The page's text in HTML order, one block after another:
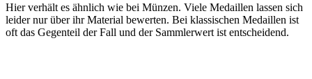
Hier verhält es ähnlich wie bei Münzen. Viele Medaillen lassen sich
leider nur über ihr Material bewerten. Bei klassischen Medaillen ist
oft das Gegenteil der Fall und der Sammlerwert ist entscheidend.